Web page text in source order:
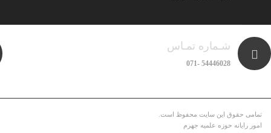
شـماره تمـاس
54446028 -071
تمامی حقوق این سایت محفوظ است.
امور رایانه حوزه علمیه جهرم